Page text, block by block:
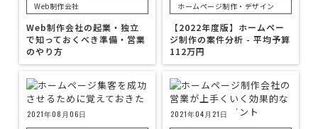
Web制作会社
Web制作会社の起業・独立
で知っておくべき準備・営業
のやり方
ホームページ制作・デザイン
【2022年度版】ホームペー
ジ制作の案件分析 - 平均予算
112万円
2021年08月06日 2021年04月21日